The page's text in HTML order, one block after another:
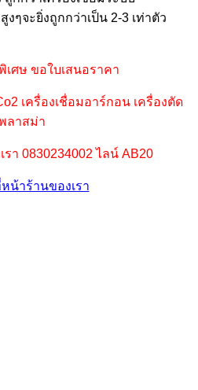
งๆจะยิ่งถูกกว่าเป็น 2-3 เท่าตัว
เศษ ขอใบเสนอราคา
เครื่องเชื่อมอาร์กอน เครื่องตัด
ลาสม่า
รา 0830234002 ไลน์ AB20
น้าร้านของเรา